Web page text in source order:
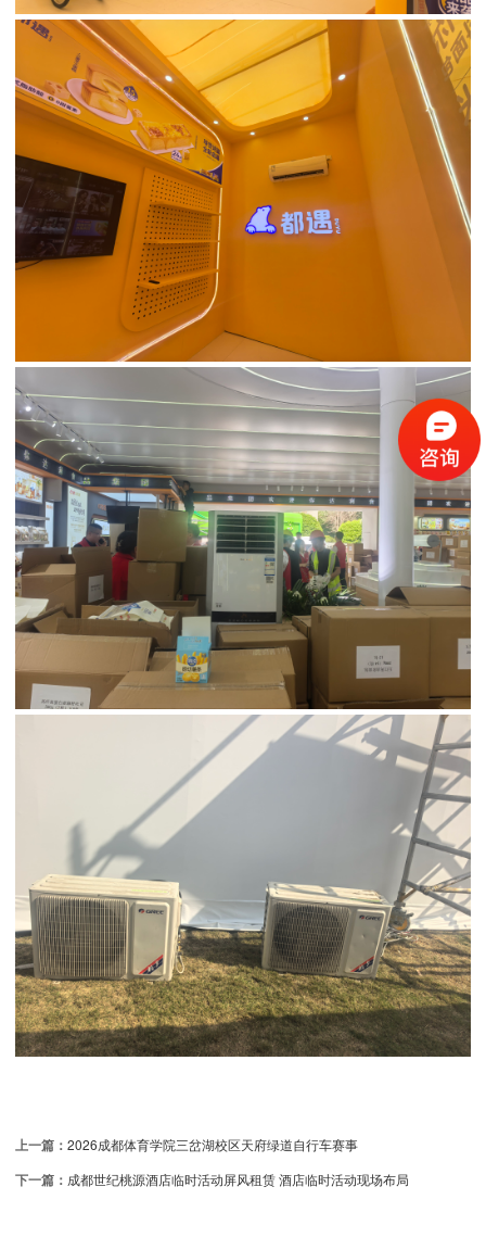
上一篇： 2026成都体育学院三岔湖校区天府绿道自行车赛事
下一篇： 成都世纪桃源酒店临时活动屏风租赁 酒店临时活动现场布局